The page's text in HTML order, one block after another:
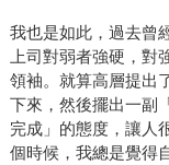
我也是如此，過去曾
上司對弱者強硬，
領袖。就算高層提出
下來，然後擺出一副
完成」的態度，讓人
個時候，我總是覺得